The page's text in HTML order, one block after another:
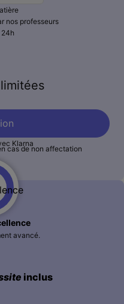
nos professeurs
Klarna
cas de non affectation
avancé.
inclus